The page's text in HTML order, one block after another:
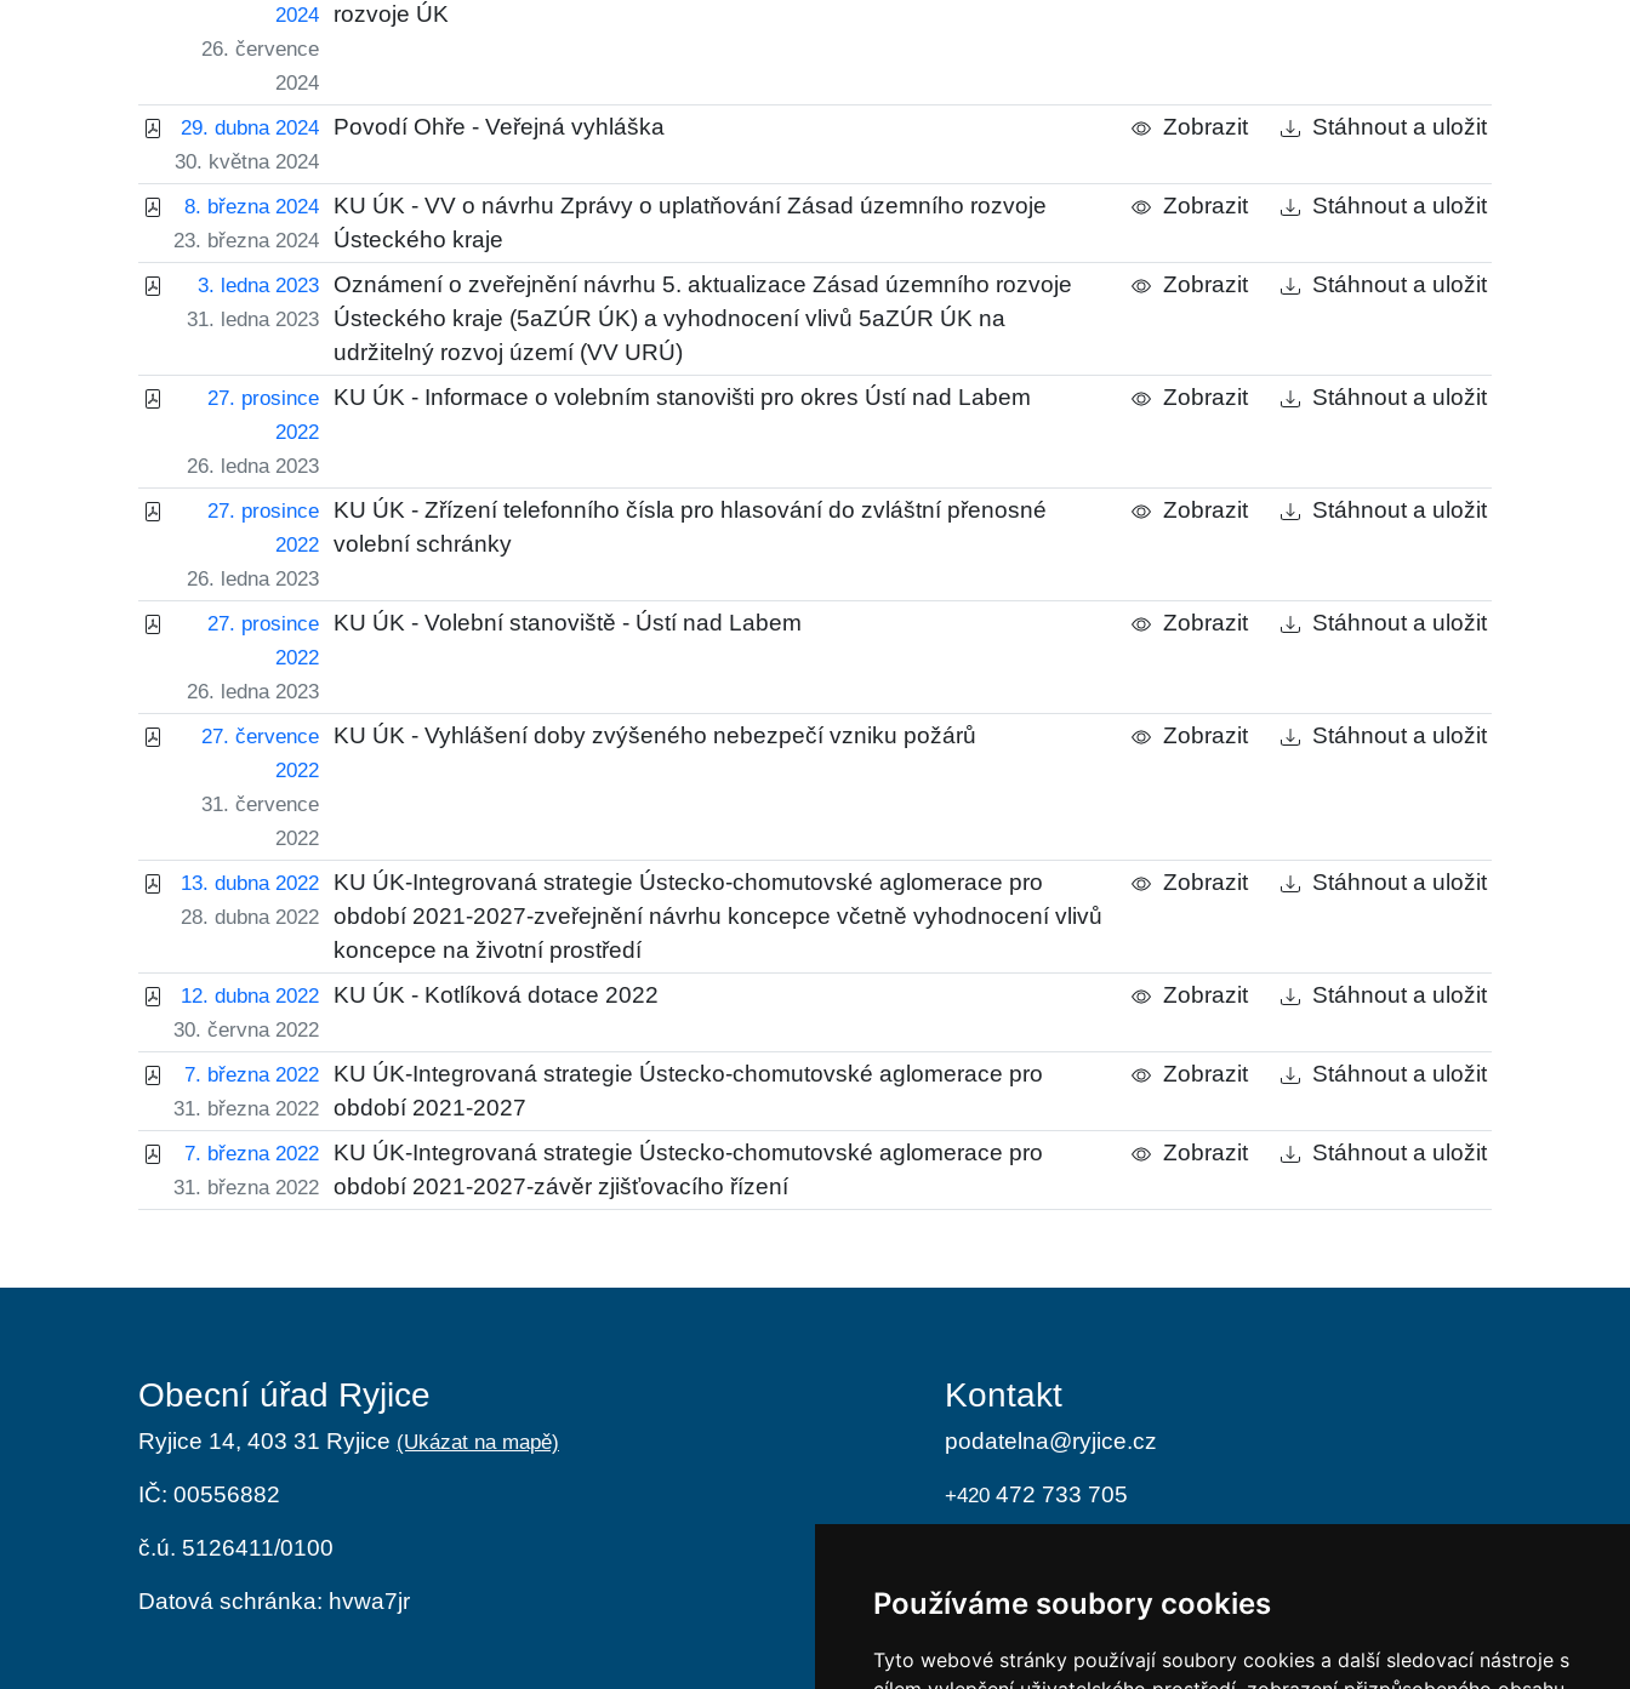
Používáme soubory cookies
Tyto webové stránky používají soubory cookies a další sledovací nástroje s
2024
26. července
2024
rozvoje ÚK
29. dubna 2024
30. května 2024
Povodí Ohře - Veřejná vyhláška Zobrazit Stáhnout a uložit
8. března 2024
23. března 2024
KU ÚK - VV o návrhu Zprávy o uplatňování Zásad územního rozvoje
Ústeckého kraje
Zobrazit Stáhnout a uložit
3. ledna 2023
31. ledna 2023
Oznámení o zveřejnění návrhu 5. aktualizace Zásad územního rozvoje
Ústeckého kraje (5aZÚR ÚK) a vyhodnocení vlivů 5aZÚR ÚK na
udržitelný rozvoj území (VV URÚ)
Zobrazit Stáhnout a uložit
27. prosince
2022
26. ledna 2023
KU ÚK - Informace o volebním stanovišti pro okres Ústí nad Labem Zobrazit Stáhnout a uložit
27. prosince
2022
26. ledna 2023
KU ÚK - Zřízení telefonního čísla pro hlasování do zvláštní přenosné
volební schránky
Zobrazit Stáhnout a uložit
27. prosince
2022
26. ledna 2023
KU ÚK - Volební stanoviště - Ústí nad Labem Zobrazit Stáhnout a uložit
27. července
2022
31. července
2022
KU ÚK - Vyhlášení doby zvýšeného nebezpečí vzniku požárů Zobrazit Stáhnout a uložit
13. dubna 2022
28. dubna 2022
KU ÚK-Integrovaná strategie Ústecko-chomutovské aglomerace pro
období 2021-2027-zveřejnění návrhu koncepce včetně vyhodnocení vlivů
koncepce na životní prostředí
Zobrazit Stáhnout a uložit
12. dubna 2022
30. června 2022
KU ÚK - Kotlíková dotace 2022 Zobrazit Stáhnout a uložit
7. března 2022
31. března 2022
KU ÚK-Integrovaná strategie Ústecko-chomutovské aglomerace pro
období 2021-2027
Zobrazit Stáhnout a uložit
7. března 2022
31. března 2022
KU ÚK-Integrovaná strategie Ústecko-chomutovské aglomerace pro
období 2021-2027-závěr zjišťovacího řízení
Zobrazit Stáhnout a uložit
Obecní úřad Ryjice
Ryjice 14, 403 31 Ryjice (Ukázat na mapě)
IČ: 00556882
č.ú. 5126411/0100
Datová schránka: hvwa7jr
Kontakt
podatelna@ryjice.cz
+420 472 733 705
Po 8:00 - 12:00
13:00 - 17:00
St
8:00 - 12:00 13:00 - 17:00